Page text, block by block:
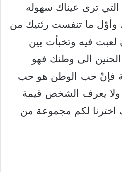
ترى عيناك سهوله
وأوّل ما تنفست رئتيك من
لعبت فيه وتخبأت بين
الى وطنك فهو
فإنّ حب الوطن هو حب
ولا يعرف الشخص قيمة
اخترنا لكم مجموعة من